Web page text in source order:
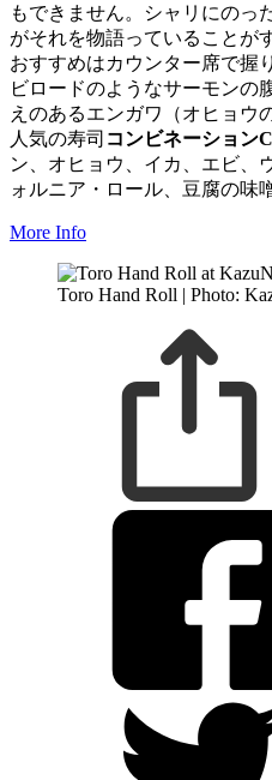
もできません。シャリにのっ
がそれを物語っていることが
おすすめはカウンター席で握
ビロードのようなサーモンの
えのあるエンガワ（オヒョウ
人気の寿司 コンビネーションC
ン、オヒョウ、イカ、エビ、
ォルニア・ロール、豆腐の味
More Info
Toro Hand Roll | Photo: